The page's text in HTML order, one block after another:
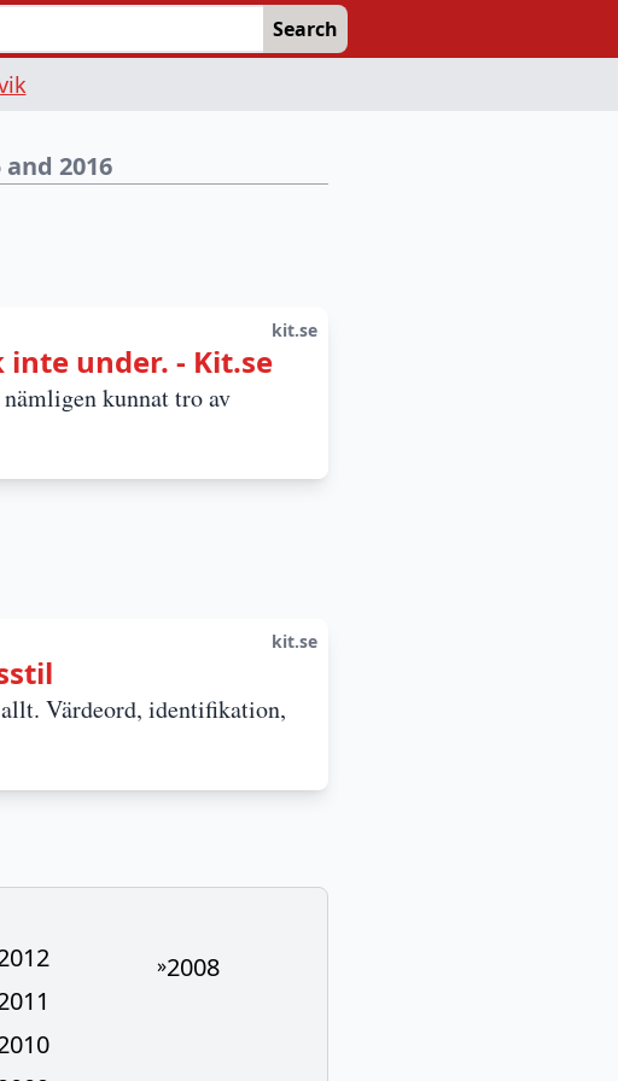
Search
2016
kit.se
under. - Kit.se
kunnat tro av
kit.se
Värdeord, identifikation,
»2008